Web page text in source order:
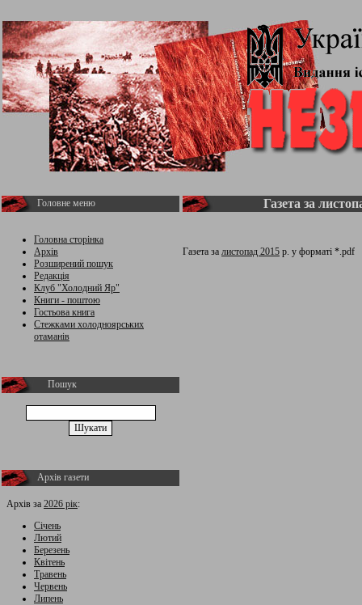
Головне меню
Головна сторінка
Архів
Розширений пошук
Редакція
Клуб "Холодний Яр"
Книги - поштою
Гостьова книга
Стежками холодноярських
отаманів
Пошук
Архів газети
Архів за 2026 рік:
Січень
Лютий
Березень
Квітень
Травень
Червень
Липень
Газета за
Газета за листопад 2015 р. у форматі *.pdf